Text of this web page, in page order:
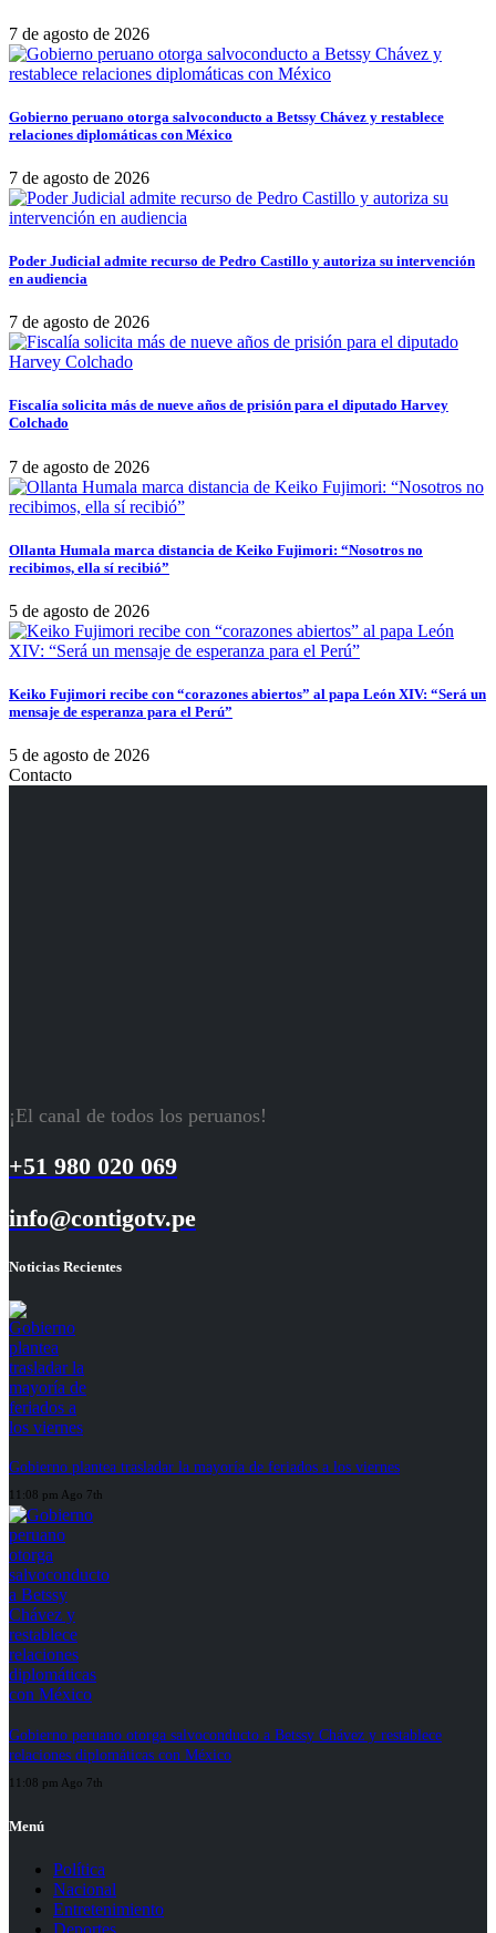
7 de agosto de 2026
Gobierno peruano otorga salvoconducto a Betssy Chávez y restablece
relaciones diplomáticas con México
7 de agosto de 2026
Poder Judicial admite recurso de Pedro Castillo y autoriza su intervención
en audiencia
7 de agosto de 2026
Fiscalía solicita más de nueve años de prisión para el diputado Harvey
Colchado
7 de agosto de 2026
Ollanta Humala marca distancia de Keiko Fujimori: “Nosotros no
recibimos, ella sí recibió”
5 de agosto de 2026
Keiko Fujimori recibe con “corazones abiertos” al papa León XIV: “Será un
mensaje de esperanza para el Perú”
5 de agosto de 2026
Contacto
¡El canal de todos los peruanos!
+51 980 020 069
info@contigotv.pe
Noticias Recientes
Gobierno plantea trasladar la mayoría de feriados a los viernes
11:08 pm Ago 7th
Gobierno peruano otorga salvoconducto a Betssy Chávez y restablece
relaciones diplomáticas con México
11:08 pm Ago 7th
Menú
Política
Nacional
Entretenimiento